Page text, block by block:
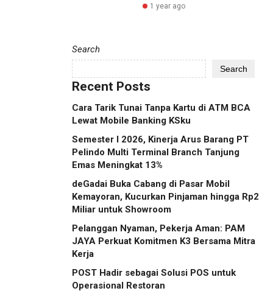
1 year ago
Search
Search
Recent Posts
Cara Tarik Tunai Tanpa Kartu di ATM BCA
Lewat Mobile Banking KSku
Semester I 2026, Kinerja Arus Barang PT
Pelindo Multi Terminal Branch Tanjung
Emas Meningkat 13%
deGadai Buka Cabang di Pasar Mobil
Kemayoran, Kucurkan Pinjaman hingga Rp2
Miliar untuk Showroom
Pelanggan Nyaman, Pekerja Aman: PAM
JAYA Perkuat Komitmen K3 Bersama Mitra
Kerja
POST Hadir sebagai Solusi POS untuk
Operasional Restoran